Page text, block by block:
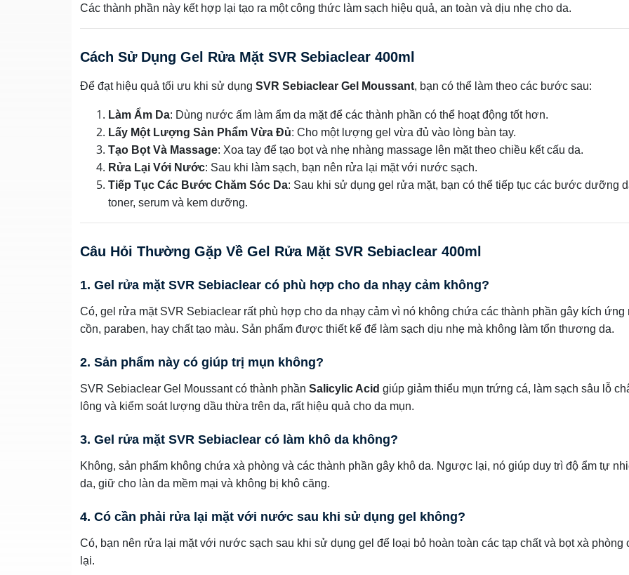
Các thành phần này kết hợp lại tạo ra một công thức làm sạch hiệu quả, an toàn và dịu nhẹ cho da.
Cách Sử Dụng Gel Rửa Mặt SVR Sebiaclear 400ml
Để đạt hiệu quả tối ưu khi sử dụng SVR Sebiaclear Gel Moussant, bạn có thể làm theo các bước sau:
Làm Ẩm Da: Dùng nước ấm làm ẩm da mặt để các thành phần có thể hoạt động tốt hơn.
Lấy Một Lượng Sản Phẩm Vừa Đủ: Cho một lượng gel vừa đủ vào lòng bàn tay.
Tạo Bọt Và Massage: Xoa tay để tạo bọt và nhẹ nhàng massage lên mặt theo chiều kết cấu da.
Rửa Lại Với Nước: Sau khi làm sạch, bạn nên rửa lại mặt với nước sạch.
Tiếp Tục Các Bước Chăm Sóc Da: Sau khi sử dụng gel rửa mặt, bạn có thể tiếp tục các bước dưỡng
toner, serum và kem dưỡng.
Câu Hỏi Thường Gặp Về Gel Rửa Mặt SVR Sebiaclear 400ml
1. Gel rửa mặt SVR Sebiaclear có phù hợp cho da nhạy cảm không?
Có, gel rửa mặt SVR Sebiaclear rất phù hợp cho da nhạy cảm vì nó không chứa các thành phần gây kích ứng
cồn, paraben, hay chất tạo màu. Sản phẩm được thiết kế để làm sạch dịu nhẹ mà không làm tổn thương da.
2. Sản phẩm này có giúp trị mụn không?
SVR Sebiaclear Gel Moussant có thành phần Salicylic Acid giúp giảm thiểu mụn trứng cá, làm sạch sâu lỗ
lông và kiểm soát lượng dầu thừa trên da, rất hiệu quả cho da mụn.
3. Gel rửa mặt SVR Sebiaclear có làm khô da không?
Không, sản phẩm không chứa xà phòng và các thành phần gây khô da. Ngược lại, nó giúp duy trì độ ẩm tự
da, giữ cho làn da mềm mại và không bị khô căng.
4. Có cần phải rửa lại mặt với nước sau khi sử dụng gel không?
Có, bạn nên rửa lại mặt với nước sạch sau khi sử dụng gel để loại bỏ hoàn toàn các tạp chất và bọt xà phòng
lại.